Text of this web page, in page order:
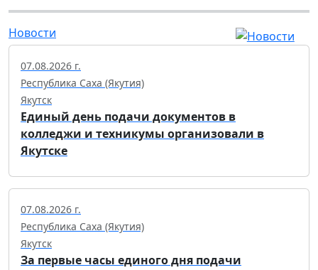
Новости
07.08.2026 г.
Республика Саха (Якутия)
Якутск
Единый день подачи документов в
колледжи и техникумы организовали в
Якутске
07.08.2026 г.
Республика Саха (Якутия)
Якутск
За первые часы единого дня подачи